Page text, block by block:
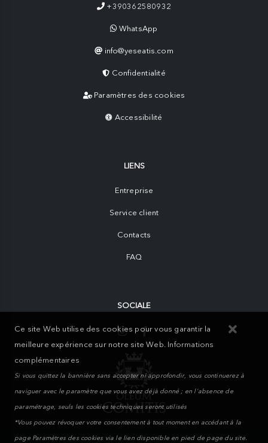
+390362580932
WhatsApp
info@yeseatis.com
Confidentialité
Paramètres des cookies
Accessibilité
LIENS
Entreprise
Service client
Contacts
FAQ
SOCIALE
Ce site Web utilise des cookies pour vous garantir la
meilleure expérience sur notre site Web. Informations
complémentaires
Si vous quittez la bannière sans accepter ni approfondir, vous continuerez à
naviguer avec le paramètre que vous avez déjà donné ; en l'absence de
paramétrage, seuls les cookies techniques seront utilisés
*Vous pouvez révoquer votre consentement à tout moment en accédant à la
page Paramètres des cookies via le lien disponible en pied de page du site.